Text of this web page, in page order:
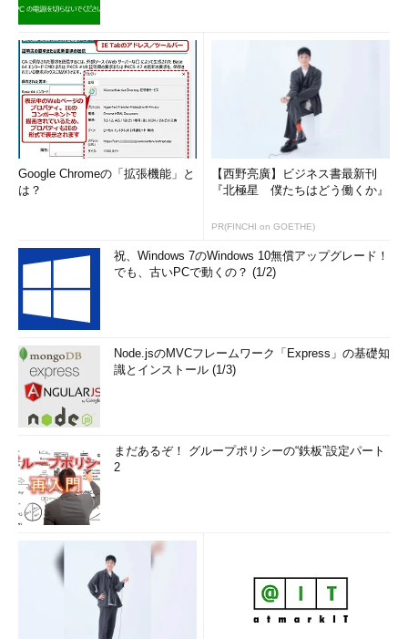
Google Chromeの「拡張機能」と
は？
【西野亮廣】ビジネス書最新刊
『北極星 僕たちはどう働くか』
PR(FINCHI on GOETHE)
祝、Windows 7のWindows 10無償アップグレード！
でも、古いPCで動くの？ (1/2)
Node.jsのMVCフレームワーク「Express」の基礎知
識とインストール (1/3)
まだあるぞ！ グループポリシーの“鉄板”設定パート
2